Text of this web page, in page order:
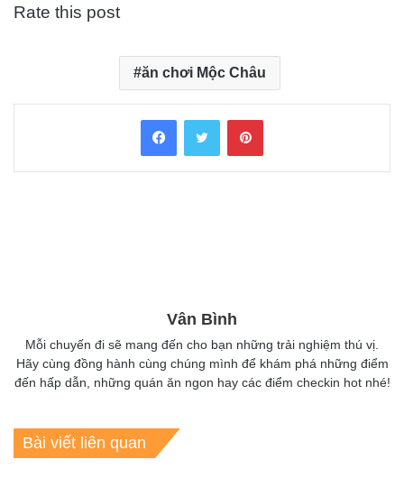
Rate this post
ăn chơi Mộc Châu
FacebookTwitter Pinterest
Vân Bình
Mỗi chuyến đi sẽ mang đến cho bạn những trải nghiệm thú vị.
Hãy cùng đồng hành cùng chúng mình để khám phá những điểm
đến hấp dẫn, những quán ăn ngon hay các điểm checkin hot nhé!
Bài viết liên quan